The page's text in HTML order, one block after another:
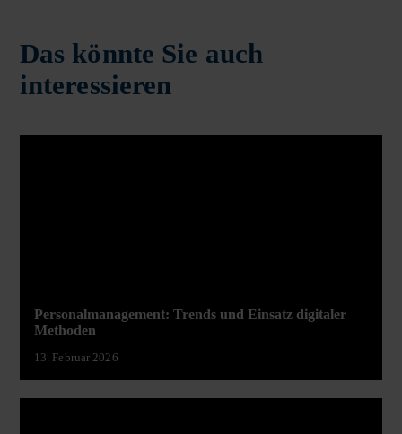
Das könnte Sie auch
interessieren
Personalmanagement: Trends und Einsatz digitaler
Methoden
13. Februar 2026